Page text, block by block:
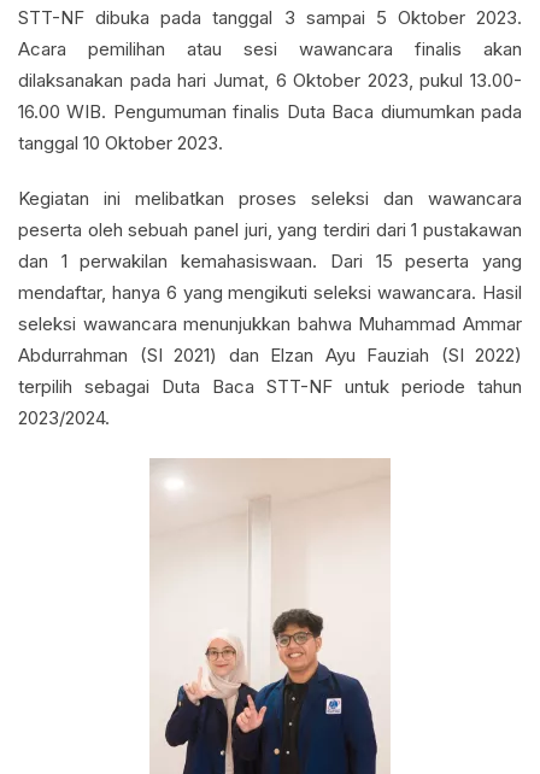
STT-NF dibuka pada tanggal 3 sampai 5 Oktober 2023.
Acara pemilihan atau sesi wawancara finalis akan
dilaksanakan pada hari Jumat, 6 Oktober 2023, pukul 13.00-
16.00 WIB. Pengumuman finalis Duta Baca diumumkan pada
tanggal 10 Oktober 2023.
Kegiatan ini melibatkan proses seleksi dan wawancara
peserta oleh sebuah panel juri, yang terdiri dari 1 pustakawan
dan 1 perwakilan kemahasiswaan. Dari 15 peserta yang
mendaftar, hanya 6 yang mengikuti seleksi wawancara. Hasil
seleksi wawancara menunjukkan bahwa Muhammad Ammar
Abdurrahman (SI 2021) dan Elzan Ayu Fauziah (SI 2022)
terpilih sebagai Duta Baca STT-NF untuk periode tahun
2023/2024.